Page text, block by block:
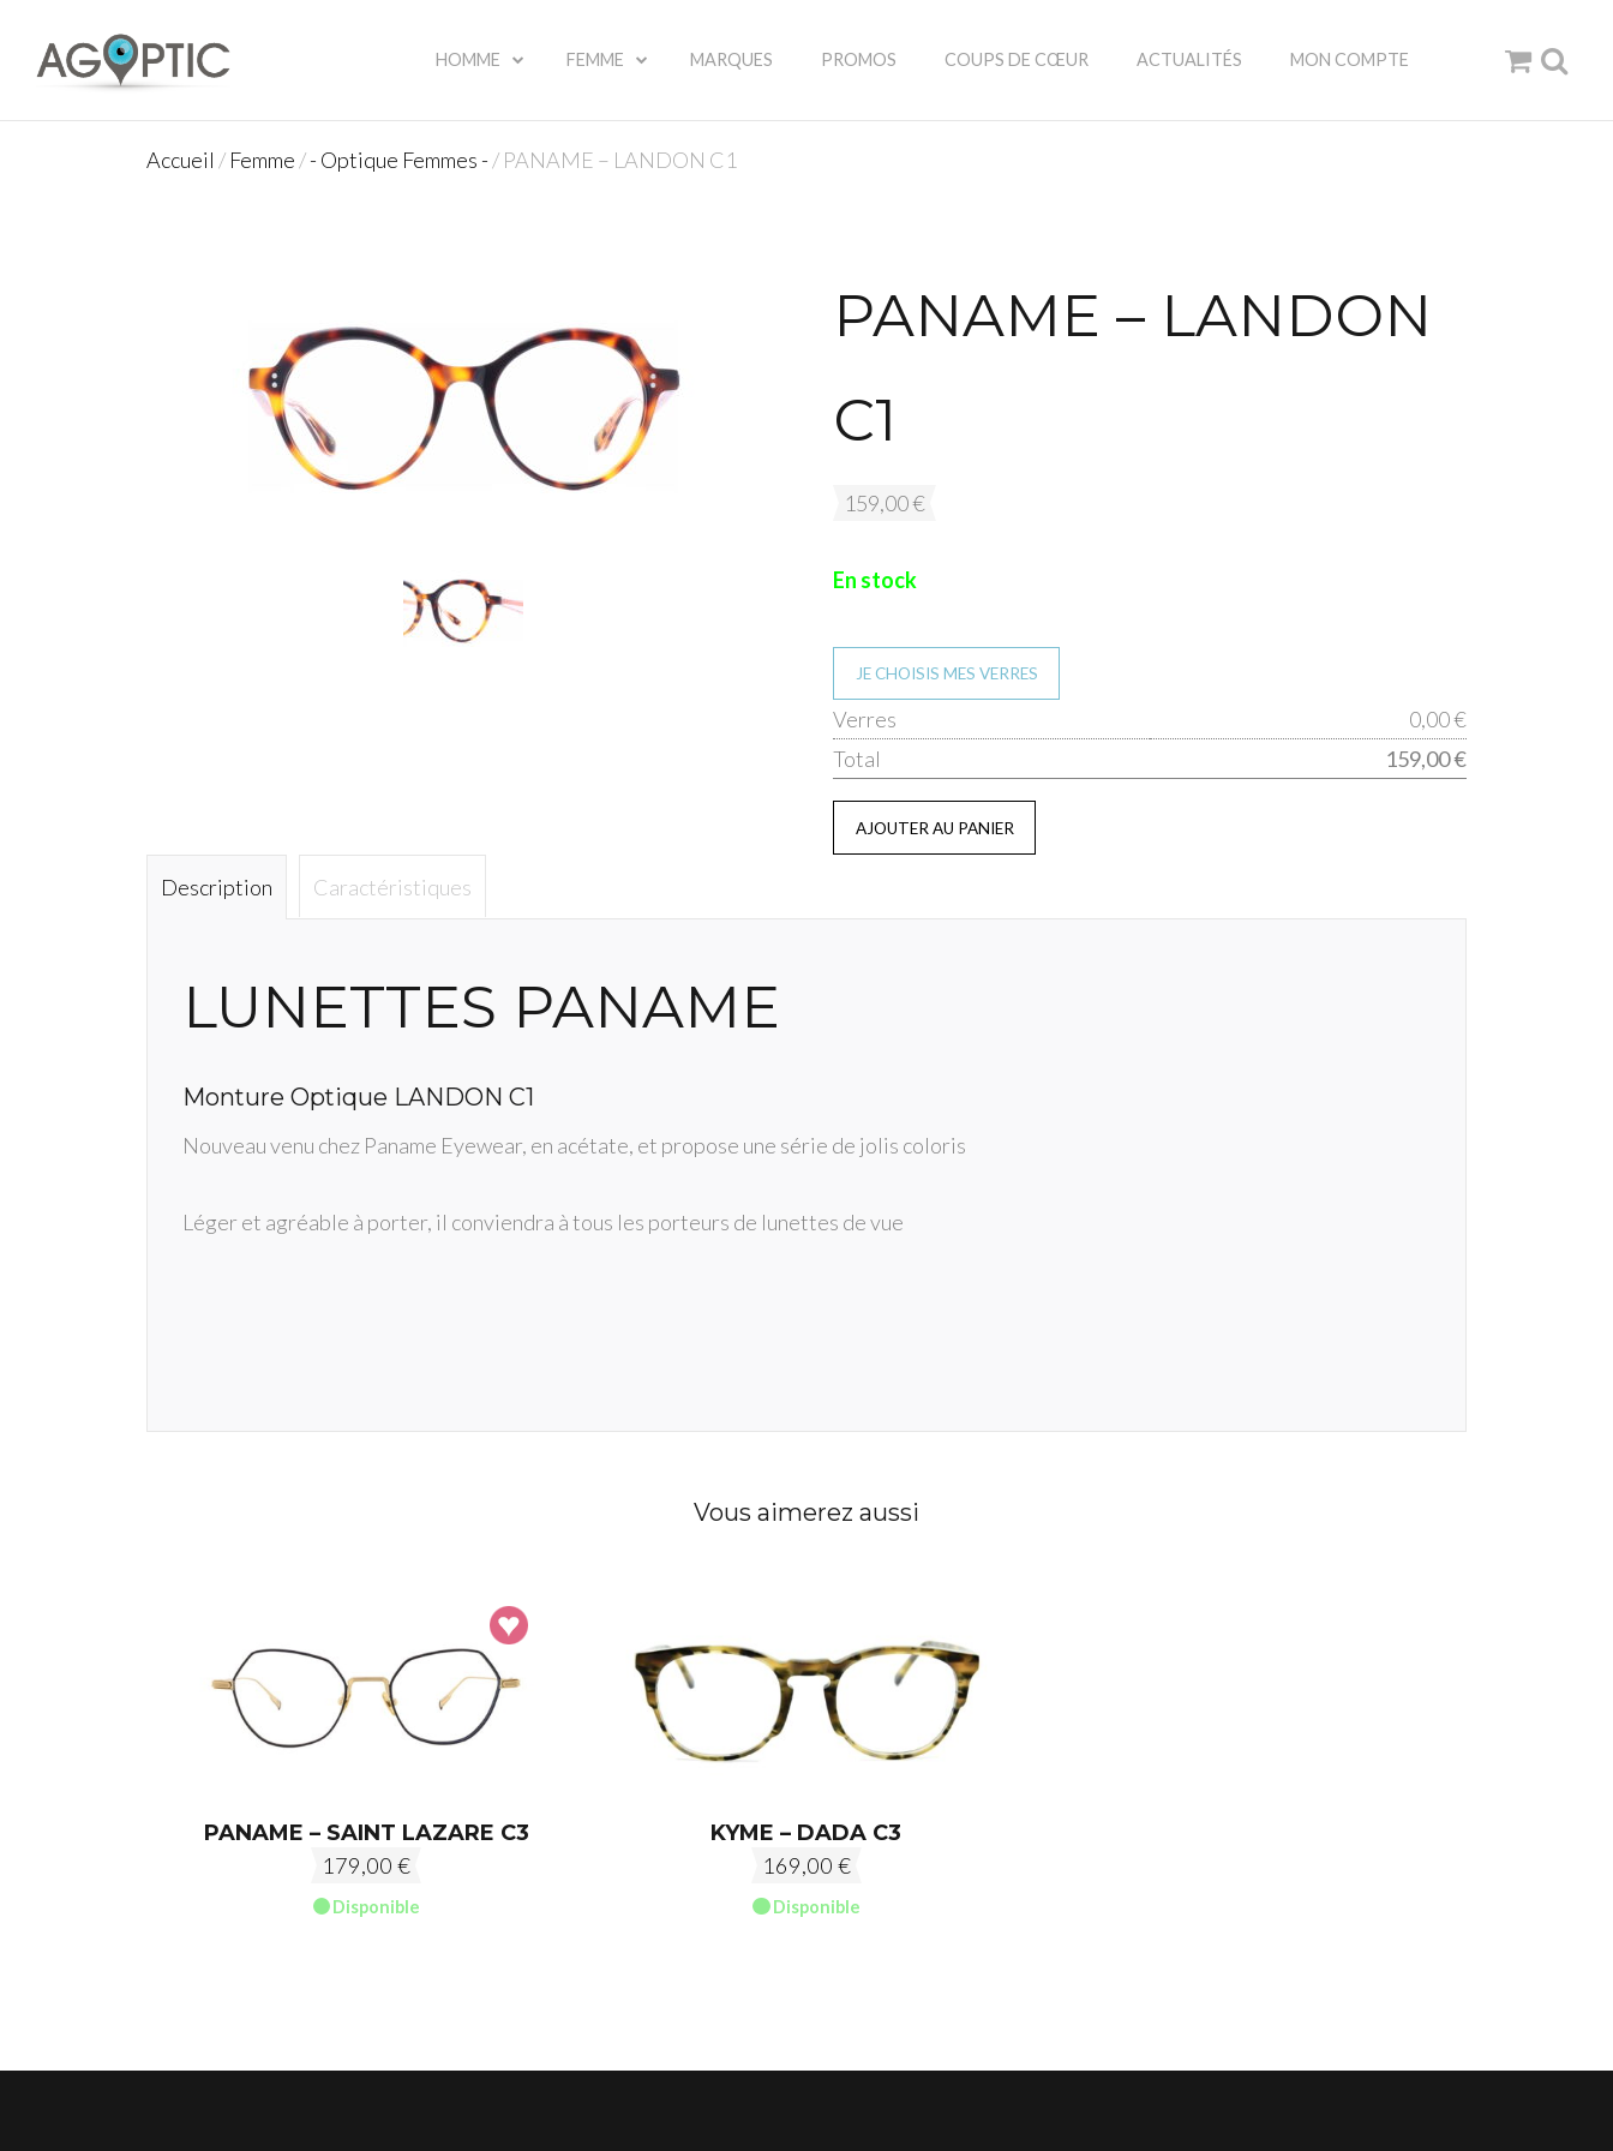
HOMME FEMME MARQUES PROMOS COUPS DE CŒUR ACTUALITÉS MON COMPTE
Accueil / Femme /- Optique Femmes - / PANAME – LANDON C1
PANAME – LANDON
C1
159,00€
En stock
JE CHOISIS MES VERRES
Verres
0,00 €
Total
159,00 €de
Description Caractéristiques
LUNETTES PANAME
Monture Optique LANDON C1
Nouveau venu chez Paname Eyewear, en acétate, et propose une série de jolis coloris
Léger et agréable à porter, il conviendra à tous les porteurs de lunettes de vue
Vous aimerez aussi
PANAME – SAINT LAZARE C3
179,00€
Disponible
KYME – DADA C3
169,00 €
Disponible